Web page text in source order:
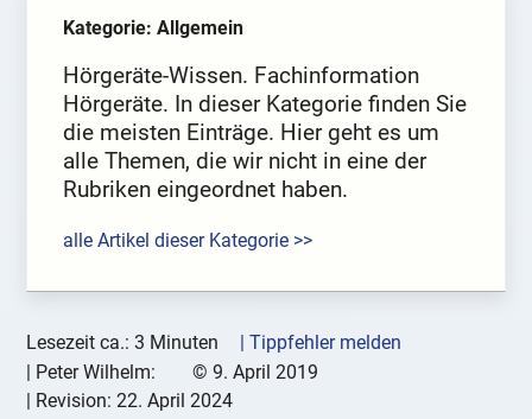
Kategorie: Allgemein
Hörgeräte-Wissen. Fachinformation
Hörgeräte. In dieser Kategorie finden Sie
die meisten Einträge. Hier geht es um
alle Themen, die wir nicht in eine der
Rubriken eingeordnet haben.
alle Artikel dieser Kategorie >>
Lesezeit ca.: 3 Minuten
| Tippfehler melden
| Peter Wilhelm: © 9. April 2019
| Revision:22. April 2024